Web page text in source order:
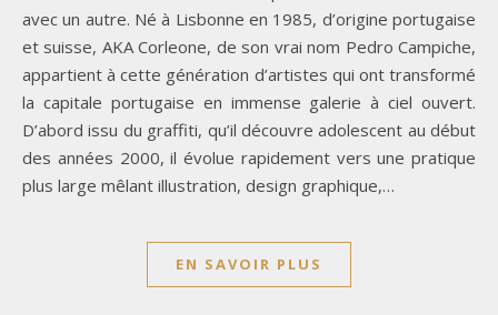
avec un autre. Né à Lisbonne en 1985, d’origine portugaise
et suisse, AKA Corleone, de son vrai nom Pedro Campiche,
appartient à cette génération d’artistes qui ont transformé
la capitale portugaise en immense galerie à ciel ouvert.
D’abord issu du graffiti, qu’il découvre adolescent au début
des années 2000, il évolue rapidement vers une pratique
plus large mêlant illustration, design graphique,…
EN SAVOIR PLUS